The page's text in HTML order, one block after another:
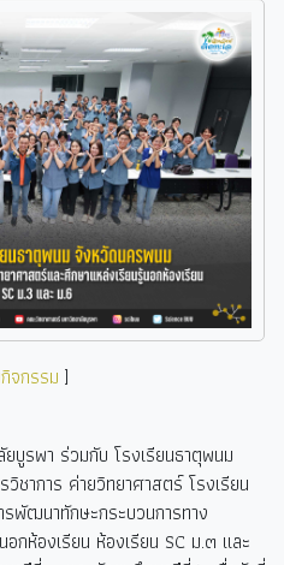
จกรรม ]
บูรพา ร่วมกับ โรงเรียนธาตุพนม
ชาการ ค่ายวิทยาศาสตร์ โรงเรียน
พัฒนาทักษะกระบวนการทาง
กห้องเรียน ห้องเรียน SC ม.๓ และ